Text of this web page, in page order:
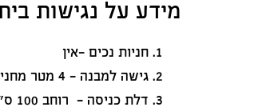
מידע על נגישות
חניות נכים -אין
גישה למבנה - 4 מטר מחניה. אין רמפה בכניסה למבנה. המבנה במפלס המדרכה עליה יש רמפה לעגלות.
דלת כניסה - רוחב 100 ס"מ, נפתחת החוצה.